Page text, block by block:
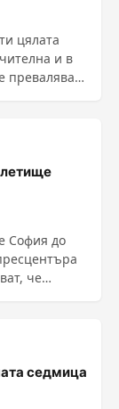
цялата
и в
превалява
София до
седмица